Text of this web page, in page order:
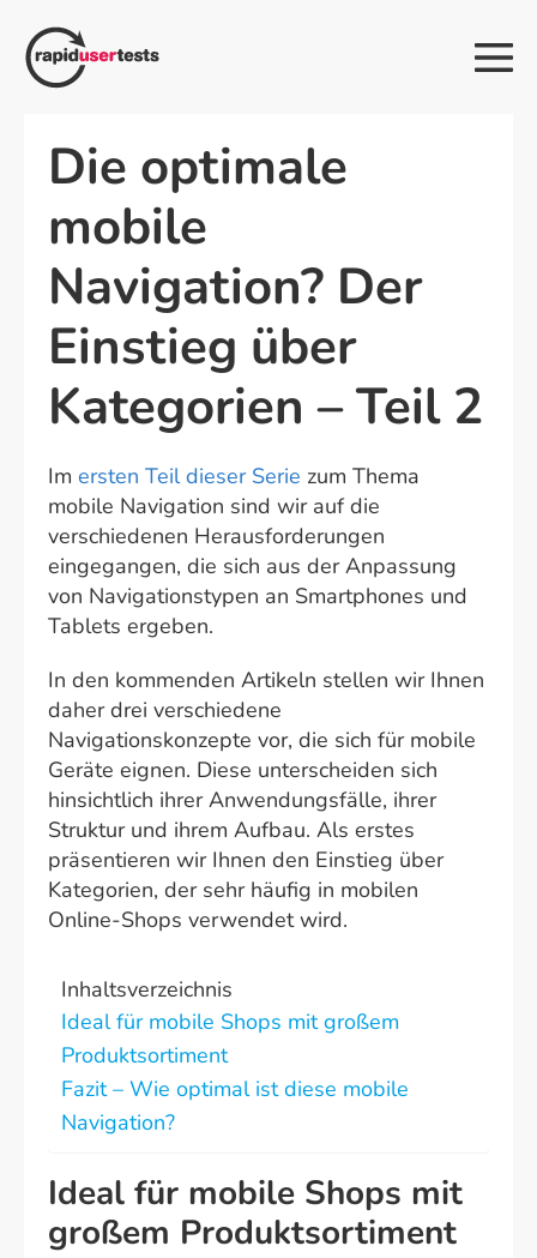
Inhalt
springen
Die optimale
mobile
Navigation? Der
Einstieg über
Kategorien – Teil 2
Im ersten Teil dieser Serie zum Thema
mobile Navigation sind wir auf die
verschiedenen Herausforderungen
eingegangen, die sich aus der Anpassung
von Navigationstypen an Smartphones und
Tablets ergeben.
In den kommenden Artikeln stellen wir Ihnen
daher drei verschiedene
Navigationskonzepte vor, die sich für mobile
Geräte eignen. Diese unterscheiden sich
hinsichtlich ihrer Anwendungsfälle, ihrer
Struktur und ihrem Aufbau. Als erstes
präsentieren wir Ihnen den Einstieg über
Kategorien, der sehr häufig in mobilen
Online-Shops verwendet wird.
Inhaltsverzeichnis
Ideal für mobile Shops mit großem
Produktsortiment
Fazit – Wie optimal ist diese mobile
Navigation?
Ideal für mobile Shops mit
großem Produktsortiment